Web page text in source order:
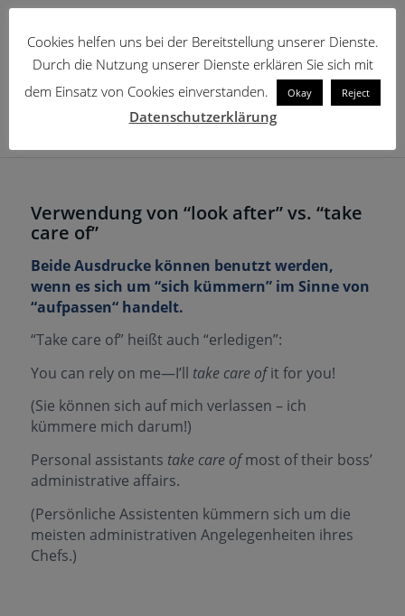
Verwendung von “look after” vs. “take
care of”
Beide Ausdrucke können benutzt werden,
wenn es sich um “sich kümmern” im Sinne von
“aufpassen“ handelt.
“Take care of” heißt auch “erledigen”:
You can rely on me—I’ll take care ofit for you!
(Sie können sich auf mich verlassen – ich
kümmere mich darum!)
Personal assistants take care ofmost of their boss’
administrative affairs.
(Persönliche Assistenten kümmern sich um die
meisten administrativen Angelegenheiten ihres
Chefs.)
Cookies helfen uns bei der Bereitstellung unserer Dienste.
Durch die Nutzung unserer Dienste erklären Sie sich mit
dem Einsatz von Cookies einverstanden.
Okay Reject
Datenschutzerklärung